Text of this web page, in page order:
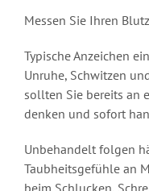
Messen Sie Ihren
Typische Anzeichen
Unruhe, Schwitzen
sollten Sie bereits an
denken und sofort
Unbehandelt folgen
Taubheitsgefühle an